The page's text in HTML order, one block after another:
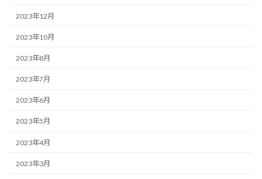
2023年12月
2023年10月
2023年8月
2023年7月
2023年6月
2023年5月
2023年4月
2023年3月